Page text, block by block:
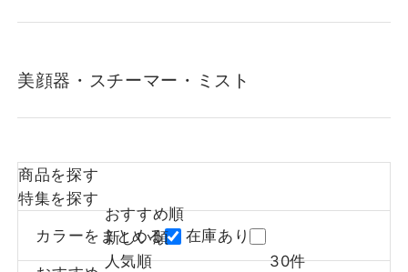
美顔器・スチーマー・ミスト
商品を探す
特集を探す
カラーをまとめる 在庫あり
おすすめ順
新しい順
人気順
30件